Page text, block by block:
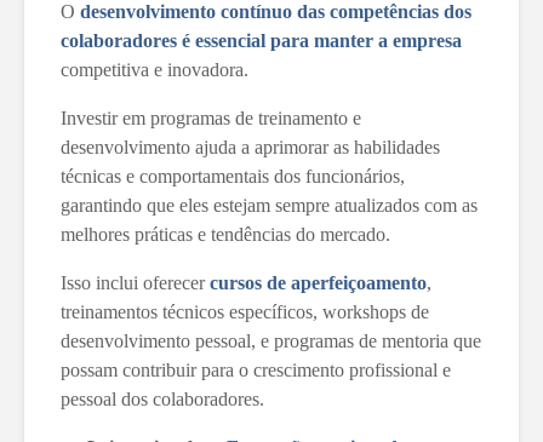
O desenvolvimento contínuo das competências dos
colaboradores é essencial para manter a empresa
competitiva e inovadora.
Investir em programas de treinamento e
desenvolvimento ajuda a aprimorar as habilidades
técnicas e comportamentais dos funcionários,
garantindo que eles estejam sempre atualizados com as
melhores práticas e tendências do mercado.
Isso inclui oferecercursos de aperfeiçoamento,
treinamentos técnicos específicos, workshops de
desenvolvimento pessoal, e programas de mentoria que
possam contribuir para o crescimento profissional e
pessoal dos colaboradores.